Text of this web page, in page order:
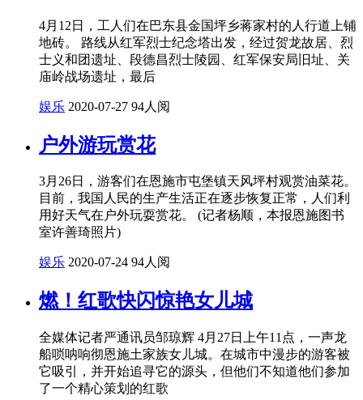
4月12日，工人们在巴东县金国坪乡蒋家村的人行道上铺
地砖。 路线从红军烈士纪念塔出发，经过贺龙故居、烈
士义和团遗址、段德昌烈士陵园、红军保安局旧址、关
庙岭战场遗址，最后
娱乐 2020-07-27 94人阅
户外游玩赏花
3月26日，游客们在恩施市屯堡镇天风坪村观赏油菜花。
目前，我国人民的生产生活正在逐步恢复正常，人们利
用好天气在户外玩耍赏花。 (记者杨顺，本报恩施图书
室许善琦照片)
娱乐 2020-07-24 94人阅
燃！红歌快闪惊艳女儿城
全媒体记者严通讯员邹琼辉 4月27日上午11点，一声龙
船唢呐响彻恩施土家族女儿城。在城市中漫步的游客被
它吸引，并开始追寻它的源头，但他们不知道他们参加
了一个精心策划的红歌